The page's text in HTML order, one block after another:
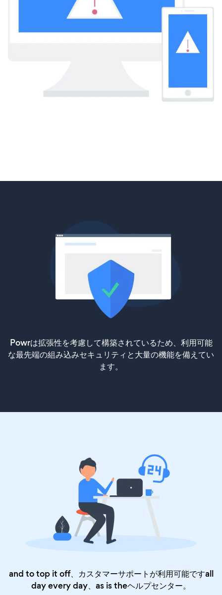
Powrは拡張性を考慮して構築されているため、利用可能
な最先端の組み込みセキュリティと大量の機能を備えてい
ます。
and to top it off、カスタマーサポートが利用可能ですall
day every day、as is theヘルプセンター。